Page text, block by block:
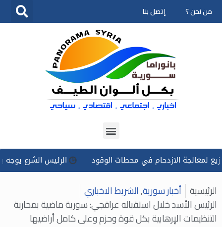
تخطى
من نحن ؟ إتصل بنا
الازدحام في محطات الوقود الرئيس الشرع يوجه بتسخير
الرئيسية أخبار سورية,الشريط الاخباري
الرئيس الأسد خلال استقباله عراقجي: سورية ماضية بمحاربة
التنظيمات الإرهابية بكل قوة وحزم وعلى كامل أراضيها